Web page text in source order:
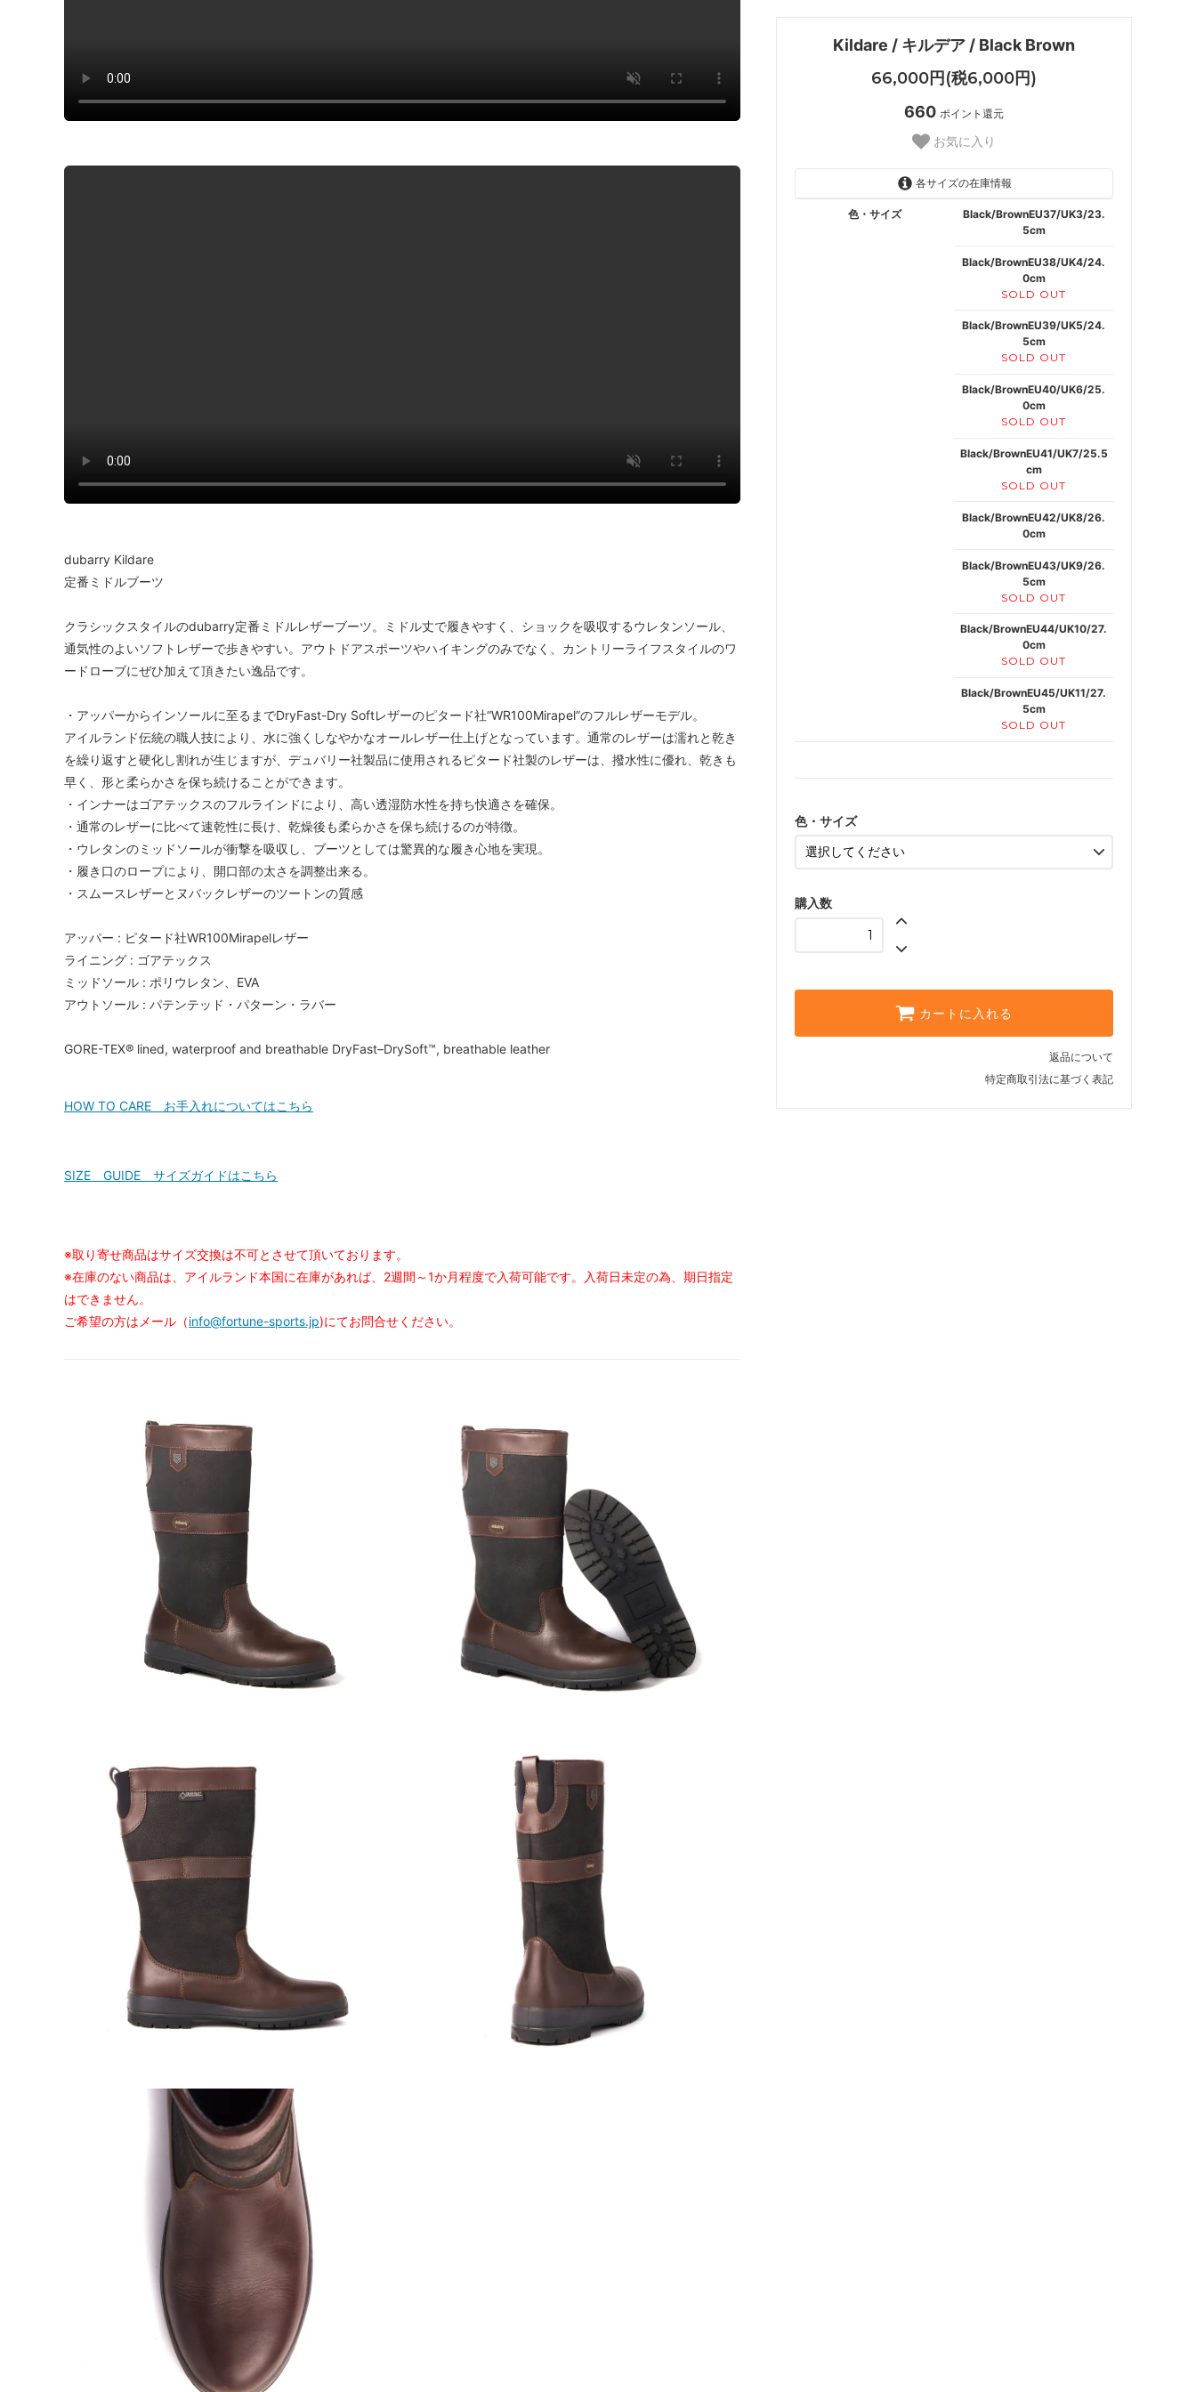
Kildare / キルデア / Black Brown
66,000円(税6,000円)
660 ポイント還元
お気に入り
各サイズの在庫情報
色・サイズ
Black/BrownEU37/UK3/23.
5cm
Black/BrownEU38/UK4/24.
0cm
SOLD OUT
Black/BrownEU39/UK5/24.
5cm
SOLD OUT
Black/BrownEU40/UK6/25.
0cm
SOLD OUT
Black/BrownEU41/UK7/25.5
cm
SOLD OUT
Black/BrownEU42/UK8/26.
0cm
Black/BrownEU43/UK9/26.
5cm
SOLD OUT
Black/BrownEU44/UK10/27.
0cm
SOLD OUT
Black/BrownEU45/UK11/27.
5cm
SOLD OUT
色・サイズ
購入数
カートに入れる
返品について
特定商取引法に基づく表記
dubarry Kildare
定番ミドルブーツ
クラシックスタイルのdubarry定番ミドルレザーブーツ。ミドル丈で履きやすく、ショックを吸収するウレタンソール、
通気性のよいソフトレザーで歩きやすい。アウトドアスポーツやハイキングのみでなく、カントリーライフスタイルのワ
ードローブにぜひ加えて頂きたい逸品です。
・アッパーからインソールに至るまでDryFast-Dry Softレザーのピタード社“WR100Mirapel”のフルレザーモデル。
アイルランド伝統の職人技により、水に強くしなやかなオールレザー仕上げとなっています。通常のレザーは濡れと乾き
を繰り返すと硬化し割れが生じますが、デュバリー社製品に使用されるピタード社製のレザーは、撥水性に優れ、乾きも
早く、形と柔らかさを保ち続けることができます。
・インナーはゴアテックスのフルラインドにより、高い透湿防水性を持ち快適さを確保。
・通常のレザーに比べて速乾性に長け、乾燥後も柔らかさを保ち続けるのが特徴。
・ウレタンのミッドソールが衝撃を吸収し、ブーツとしては驚異的な履き心地を実現。
・履き口のロープにより、開口部の太さを調整出来る。
・スムースレザーとヌバックレザーのツートンの質感
アッパー : ピタード社WR100Mirapelレザー
ライニング : ゴアテックス
ミッドソール : ポリウレタン、EVA
アウトソール : パテンテッド・パターン・ラバー
GORE-TEX® lined, waterproof and breathable DryFast–DrySoft™, breathable leather
HOW TO CARE お手入れについてはこちら
SIZE GUIDE サイズガイドはこちら
※取り寄せ商品はサイズ交換は不可とさせて頂いております。
※在庫のない商品は、アイルランド本国に在庫があれば、2週間～1か月程度で入荷可能です。入荷日未定の為、期日指定
はできません。
ご希望の方はメール（info@fortune-sports.jp)にてお問合せください。